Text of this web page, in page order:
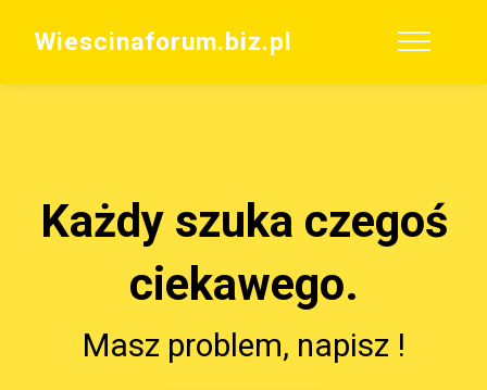
Wiescinaforum.biz.pl
Każdy szuka czegoś
ciekawego.
Masz problem, napisz !